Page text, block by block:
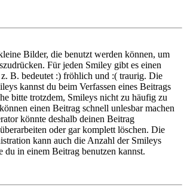
Bilder, die benutzt werden können, um
Für jeden Smiley gibt es einen
B. bedeutet :) fröhlich und :( traurig. Die
kannst du beim Verfassen eines Beitrags
bitte trotzdem, Smileys nicht zu häufig zu
einen Beitrag schnell unlesbar machen
könnte deshalb deinen Beitrag
oder gar komplett löschen. Die
kann auch die Anzahl der Smileys
du in einem Beitrag benutzen kannst.